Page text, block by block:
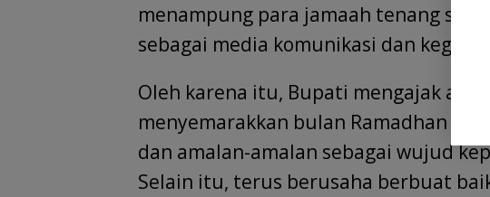
menampung para jamaah tenang
sebagai media komunikasi dan
Oleh karena itu, Bupati mengajak agar
menyemarakkan bulan Ramadhan
dan amalan-amalan sebagai wujud
Selain itu, terus berusaha berbuat